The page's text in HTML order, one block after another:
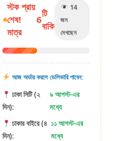
স্টক প্রায়
শেষ!
মাত্র
6
টি
বাকি
14
জন
দেখছেন
আজ অর্ডার করলে ডেলিভারি পাবেন:
ঢাকা সিটি (২
দিন):
৯ আগস্ট-এর
মধ্যে
ঢাকার বাইরে (৪
দিন):
১১ আগস্ট-এর
মধ্যে